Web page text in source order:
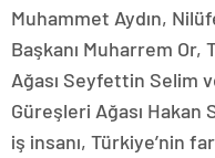
Muhammet Aydın,
Başkanı Muharrem Or,
Ağası Seyfettin Selim
Güreşleri Ağası Hakan
iş insanı, Türkiye’nin